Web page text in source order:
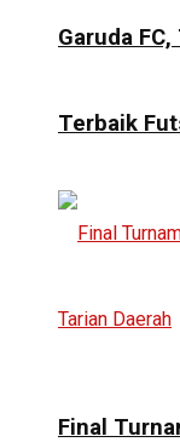
Garuda
Terbaik
Final